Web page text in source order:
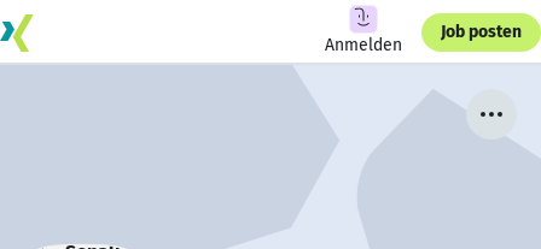
Anmelden
Job posten